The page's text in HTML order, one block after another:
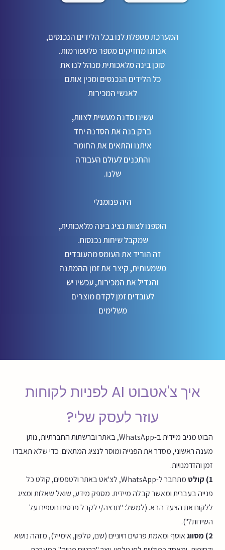
המערכת מטפלת לנו בכל הלידים הנכנסים,
אנחנו מחזיקים מספר פלטפורמות.
סוכן בינה מלאכותית מנהל לנו את
כל הלידים הנכנסים ומכין אותם
לאנשי המכירות
עשינו סדנה מעשית לצוות,
ברק בנה את הסדנה יחד
איתנו והתאים את החומר
והתכנים לעולם העבודה
שלנו.
היה פנומנלי
הוספנו לצוות נציג בינה מלאכותית,
שמקבל שיחות נכנסות.
זה הוריד את העומס מהעובדים
משמעותית, קיצר את זמן ההמתנה
והגדיל את המכירות, עכשיו יש
לעובדים זמן לקדם מוצרים
משלימים
איך צ'אטבוט AI לפניות לקוחות
עוזר לעסק שלי?
הבוט מגיב מיידית ב-WhatsApp, באתר וברשתות החברתיות, נותן
מענה ראשוני, מסדר את הפנייה ומוסר לנציג המתאים. כדי שלא תאבדו
זמן והזדמנויות.
1) קולט
מתחבר ל-WhatsApp, לצ'אט באתר ולטפסים, קולט כל
פנייה בעברית ומאשר קבלה מיידית. מספק מידע, שואל שאלות ומציג
ללקוח את הצעד הבא. (למשל: "תרצה/י לקבל פרטים נוספים על
השירות?").
2) מסווג
אוסף ומאמת פרטים חיוניים (שם, טלפון, אימייל), מזהה נושא